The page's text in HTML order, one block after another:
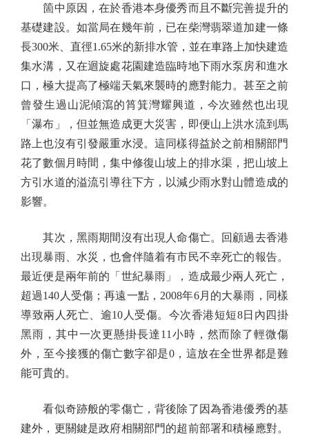
箇中原因，在於香港本身優秀而且不斷完善提升的
基礎建設。如當局在幾年前，已在柴灣翡翠道加建一條
長300米、直徑1.65米的新排水管，並在車路上加快建造
集水溝，又在迴旋處花園建造臨時地下雨水泵房和進水
口，極大提高了極端天氣來襲時的應對能力。甚至之前
曾發生過山泥傾瀉的筲箕灣耀興道，今次雖然也出現
「瀑布」，但並無造成更大災害，即便山上洪水流到馬
路上也沒有引發嚴重水浸。這同樣得益於之前相關部門
花了數個月時間，集中修復山坡上的排水渠，把山坡上
方引水道的溢流引導往下方，以減少雨水對山體造成的
影響。
其次，黑雨期間沒有出現人命傷亡。回顧過去香港
出現暴雨、水災，也會伴隨着有市民不幸死亡的報告。
最近便是兩年前的「世紀暴雨」，造成最少兩人死亡，
超過140人受傷；再遠一點，2008年6月的大暴雨，同樣
導致兩人死亡、逾10人受傷。今次香港短短8日內四掛
黑雨，其中一次更懸掛長達11小時，然而除了輕微傷
外，至今接獲的傷亡數字卻是0，這放在全世界都是難
能可貴的。
看似奇跡般的零傷亡，背後除了因為香港優秀的基
建外，更關鍵是政府相關部門的超前部署和積極應對。